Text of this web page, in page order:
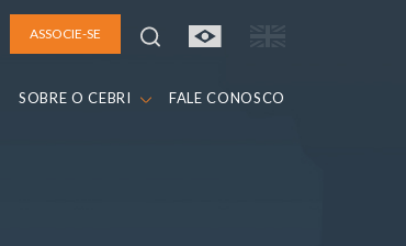
ASSOCIE-SE
SOBRE O CEBRI FALE CONOSCO